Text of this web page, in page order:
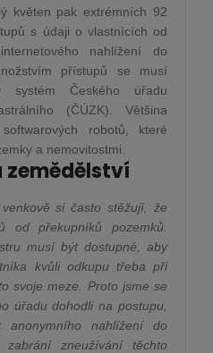
květen pak extrémních 92
s údaji o vlastnících od
nahlížení do
přístupů se musí
systém Českého úřadu
(ČÚZK). Většina
robotů, které
a nemovitostmi.
zemědělství
si často stěžují, že
od překupníků pozemků.
musí být dostupné, aby
kvůli odkupu třeba při
svoje meze. Proto jsme se
úřadu dohodli na postupu,
anonymního nahlížení do
zneužívání těchto